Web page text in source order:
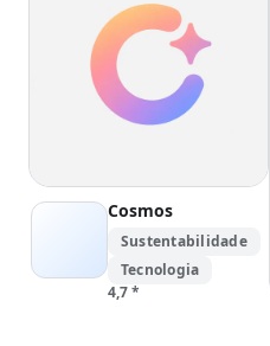
Cosmos
Sustentabilidade
Tecnologia
4,7*